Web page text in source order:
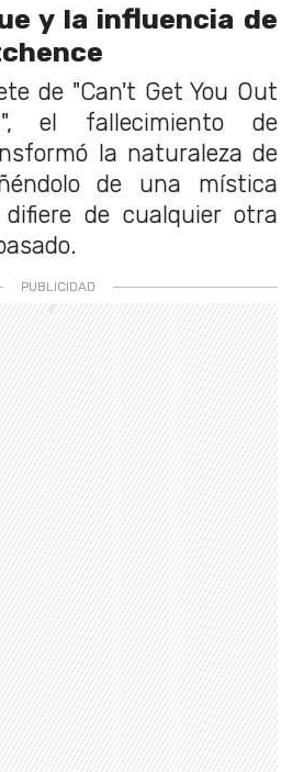
y la influencia de
de "Can't Get You Out
el fallecimiento de
la naturaleza de
de una mística
de cualquier otra